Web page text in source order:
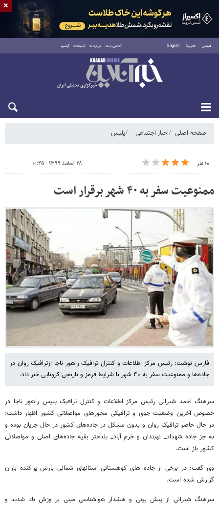
فارسی العربية English تماس با ما درباره ما تبلیغات آرشیو
شنبه ۱۷ مرداد ۱۴۰۵
صفحه اصلی اخبار اجتماعی پلیس
۱۰ نفر ۲۸ اسفند ۱۳۹۹ - ۱۰:۴۵
ممنوعیت سفر به ۴۰ شهر برقرار است
فارس نوشت: رئیس مرکز اطلاعات و کنترل ترافیک راهور ناجا ازترافیک روان در
جاده‌ها و ممنوعیت سفر به ۴۰ شهر با شرایط قرمز و نارنجی کرونایی خبر داد.
سرهنگ احمد شیرانی رئیس مرکز اطلاعات و کنترل ترافیک پلیس راهور ناجا در
خصوص آخرین وضعیت جوی و ترافیکی محورهای مواصلاتی کشور اظهار داشت:
در حال حاضر ترافیک روان و بدون مشکل در جاده‌های کشور در حال جریان بوده و
به جز جاده شهداد_ نهبندان و خرم آباد_ پلدختر بقیه جاده‌های اصلی و مواصلاتی
کشور باز است.
وی گفت: در برخی از جاده های کوهستانی استانهای شمالی بارش پراکنده باران
گزارش شده است.
سرهنگ شیرانی از پیش بینی و هشدار هواشناسی مبنی بر وزش باد شدید و
×